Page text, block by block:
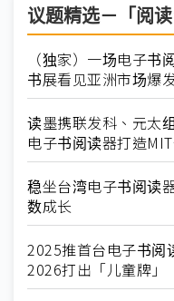
议题精选－「阅
（独家）一场电子
书展看见亚洲市场爆
读墨携联发科、元太
电子书阅读器打造
稳坐台湾电子书阅
数成长
2025推首台电子书
2026打出「儿童牌」